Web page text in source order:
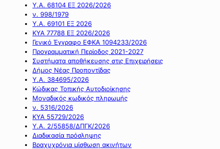
Υ.Α. 68104 ΕΞ 2026/2026
ν. 998/1979
Υ.Α. 69101 ΕΞ 2026
ΚΥΑ 77788 ΕΞ 2026/2026
Γενικό Έγγραφο ΕΦΚΑ 1094233/2026
Προγραμματική Περίοδος 2021-2027
Συστήματα αποθήκευσης στις Επιχειρήσεις
Δήμος Νέας Προποντίδας
Υ.Α. 384695/2026
Κώδικας Τοπικής Αυτοδιοίκησης
Μοναδικός κωδικός πληρωμής
ν. 5316/2026
ΚΥΑ 55729/2026
Υ.Α. 2/55858/ΔΠΓΚ/2026
Διαδικασία πρόσληψης
Βραχυχρόνια μίσθωση ακινήτων